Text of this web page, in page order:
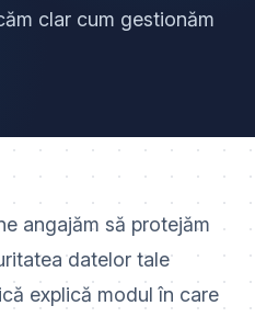
clar cum gestionăm
angajăm să protejăm
datelor tale
explică modul în care